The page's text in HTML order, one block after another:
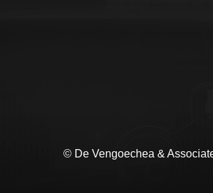
© De Vengoechea &